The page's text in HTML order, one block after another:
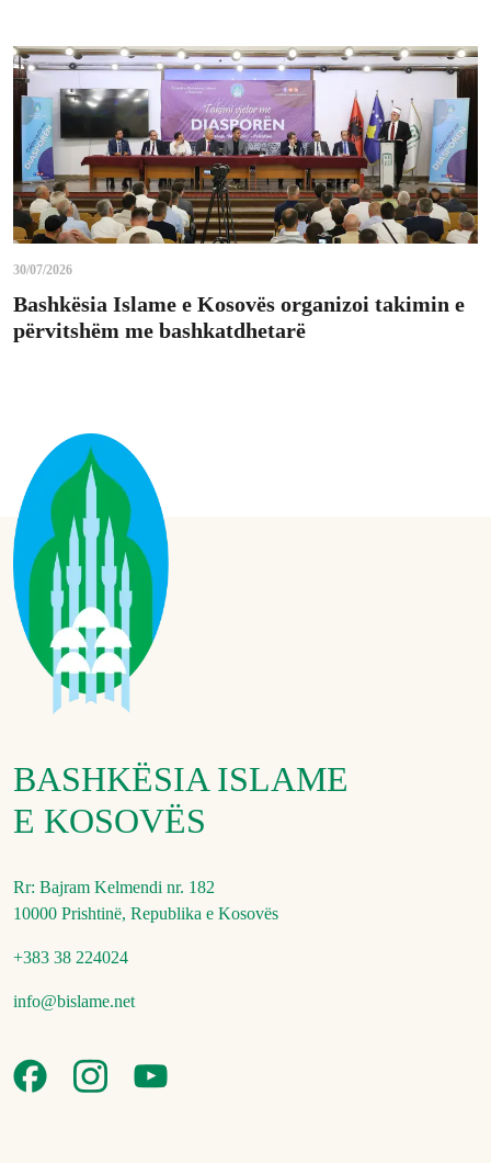
30/07/2026
Bashkësia Islame e Kosovës organizoi takimin e
përvitshëm me bashkatdhetarë
BASHKËSIA ISLAME
E KOSOVËS
Rr: Bajram Kelmendi nr. 182
10000 Prishtinë, Republika e Kosovës
+383 38 224024
info@bislame.net